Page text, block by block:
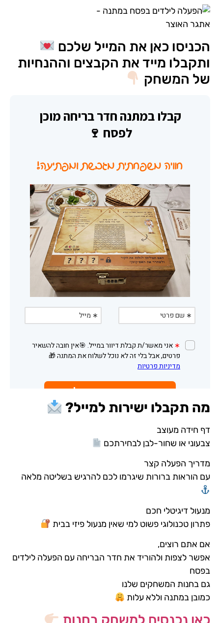
הכניסו כאן את המייל שלכם
ותקבלו מייד את הקבצים וההנחיות
של המשחק
מה תקבלו ישירות למייל?
דף חידה מעוצב
צבעוני או שחור-לבן לבחירתכם
מדריך הפעלה קצר
עם הוראות ברורות שיגרמו לכם להרגיש בשליטה מלאה
מנעול דיגיטלי חכם
פתרון טכנולוגי פשוט למי שאין מנעול פיזי בבית
אם אתם רוצים,
אפשר לצפות ולהוריד את חדר הבריחה עם הפעלה לילדים
בפסח
גם בחנות המשחקים שלנו
כמובן במתנה וללא עלות
כאן נכנסים למשחק בחנות